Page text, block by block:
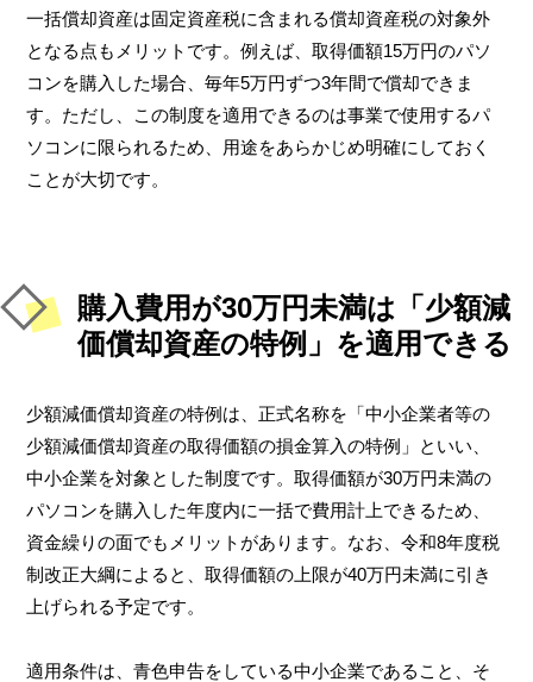
一括償却資産は固定資産税に含まれる償却資産税の対象外
となる点もメリットです。例えば、取得価額15万円のパソ
コンを購入した場合、毎年5万円ずつ3年間で償却できま
す。ただし、この制度を適用できるのは事業で使用するパ
ソコンに限られるため、用途をあらかじめ明確にしておく
ことが大切です。
購入費用が30万円未満は「少額減
価償却資産の特例」を適用できる
少額減価償却資産の特例は、正式名称を「中小企業者等の
少額減価償却資産の取得価額の損金算入の特例」といい、
中小企業を対象とした制度です。取得価額が30万円未満の
パソコンを購入した年度内に一括で費用計上できるため、
資金繰りの面でもメリットがあります。なお、令和8年度税
制改正大綱によると、取得価額の上限が40万円未満に引き
上げられる予定です。
適用条件は、青色申告をしている中小企業であること、そ